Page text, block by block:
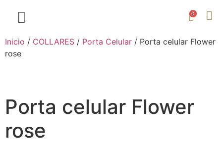
0
Inicio / COLLARES / Porta Celular / Porta celular Flower
rose
Porta celular Flower
rose